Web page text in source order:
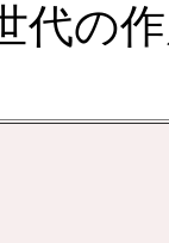
代の